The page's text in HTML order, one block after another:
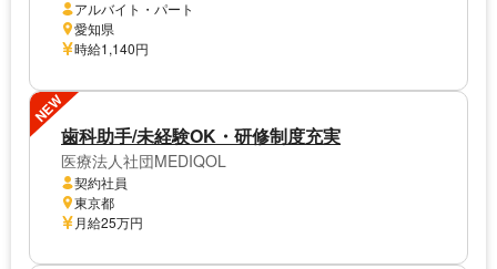
アルバイト・パート
愛知県
時給1,140円
NEW
歯科助手/未経験OK・研修制度充実
医療法人社団MEDIQOL
契約社員
東京都
月給25万円